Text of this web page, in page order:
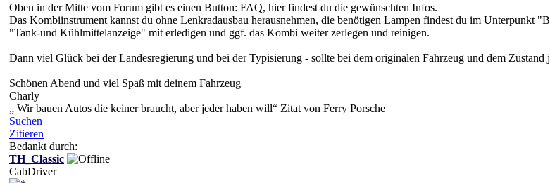
Oben in der Mitte vom Forum gibt es einen Button: FAQ, hier findest du die gewünschten Infos.
Das Kombiinstrument kannst du ohne Lenkradausbau herausnehmen, die benötigen Lampen findest du im Unterpunkt
"Tank-und Kühlmittelanzeige" mit erledigen und ggf. das Kombi weiter zerlegen und reinigen.
Dann viel Glück bei der Landesregierung und bei der Typisierung - sollte bei dem originalen Fahrzeug und dem Zustand
Schönen Abend und viel Spaß mit deinem Fahrzeug
Charly
„ Wir bauen Autos die keiner braucht, aber jeder haben will“ Zitat von Ferry Porsche
Suchen
Zitieren
Bedankt durch:
TH_Classic
CabDriver